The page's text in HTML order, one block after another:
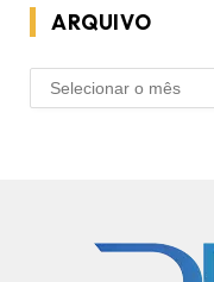
ARQUIVO
ARQUIVO